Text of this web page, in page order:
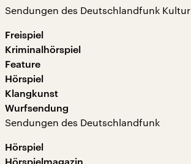
Sendungen des Deutschlandfunk Kultur
Freispiel
Kriminalhörspiel
Feature
Hörspiel
Klangkunst
Wurfsendung
Sendungen des Deutschlandfunk
Hörspiel
Hörspielmagazin